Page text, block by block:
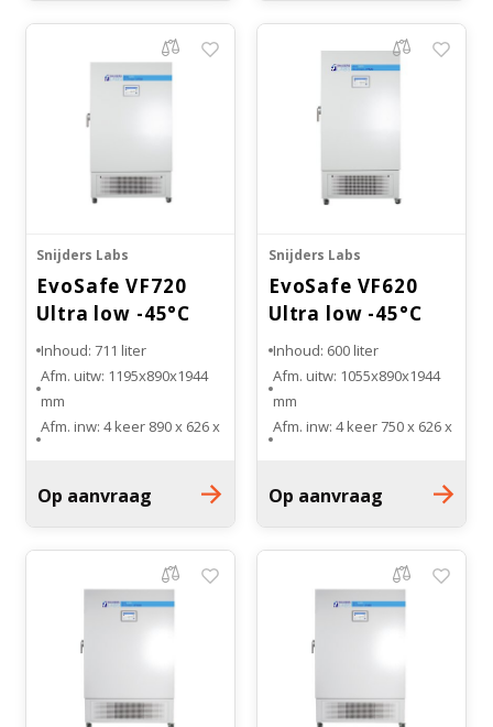
Snijders Labs
EvoSafe VF720
Ultra low -45°C
vriezer
Inhoud: 711 liter
Afm. uitw: 1195x890x1944
mm
Afm. inw: 4 keer 890 x 626 x
Koelsysteem: 1
compressor systeem
Op aanvraag
Snijders Labs
EvoSafe VF620
Ultra low -45°C
vriezer
Inhoud: 600 liter
Afm. uitw: 1055x890x1944
mm
Afm. inw: 4 keer 750 x 626 x
Koelsysteem: 1
compressor systeem
Op aanvraag